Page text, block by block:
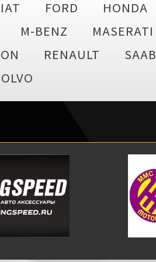
FORD HONDA
M-BENZ MASERATI
RENAULT SAAB